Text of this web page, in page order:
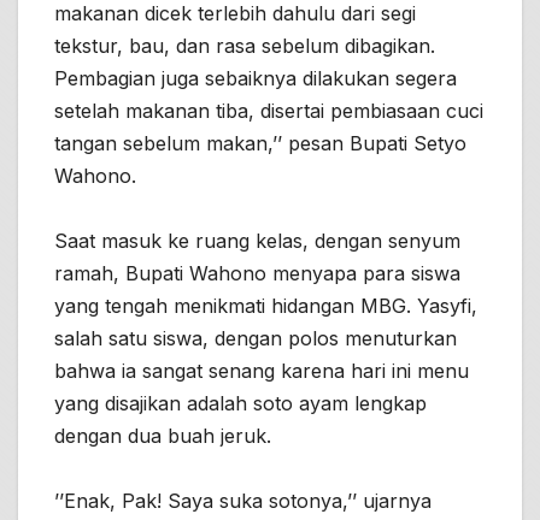
makanan dicek terlebih dahulu dari segi
tekstur, bau, dan rasa sebelum dibagikan.
Pembagian juga sebaiknya dilakukan segera
setelah makanan tiba, disertai pembiasaan cuci
tangan sebelum makan,’’ pesan Bupati Setyo
Wahono.
Saat masuk ke ruang kelas, dengan senyum
ramah, Bupati Wahono menyapa para siswa
yang tengah menikmati hidangan MBG. Yasyfi,
salah satu siswa, dengan polos menuturkan
bahwa ia sangat senang karena hari ini menu
yang disajikan adalah soto ayam lengkap
dengan dua buah jeruk.
’’Enak, Pak! Saya suka sotonya,’’ ujarnya